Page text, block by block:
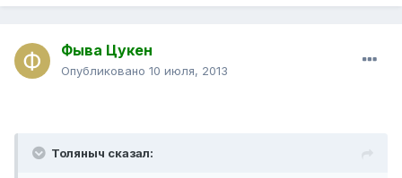
Фыва Цукен
Опубликовано 10 июля, 2013
Толяныч сказал: